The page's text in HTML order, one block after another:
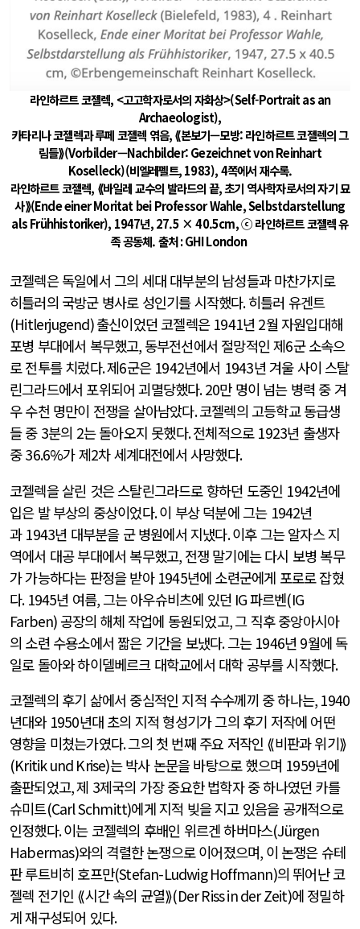
라인하르트 코젤렉, <고고학자로서의 자화상>(Self-Portrait as an
Archaeologist),
카타리나 코젤렉과 루페 코젤렉 엮음, ⟪본보기—모방: 라인하르트 코젤렉의 그
림들⟫(Vorbilder—Nachbilder: Gezeichnet von Reinhart
Koselleck)(비엘레펠트, 1983), 4쪽에서 재수록.
라인하르트 코젤렉, ⟪바일레 교수의 발라드의 끝, 초기 역사학자로서의 자기 묘
사⟫(Ende einer Moritat bei Professor Wahle, Selbstdarstellung
als Frühhistoriker), 1947년, 27.5 × 40.5cm, ⓒ 라인하르트 코젤렉 유
족 공동체. 출처: GHI London
코젤렉은 독일에서 그의 세대 대부분의 남성들과 마찬가지로
히틀러의 국방군 병사로 성인기를 시작했다.히틀러 유겐트
(Hitlerjugend)출신이었던 코젤렉은 1941년 2월 자원입대해
포병 부대에서 복무했고, 동부전선에서 절망적인 제6군 소속으
로 전투를 치렀다.제6군은 1942년에서 1943년 겨울 사이 스탈
린그라드에서 포위되어 괴멸당했다. 20만 명이 넘는 병력 중 겨
우 수천 명만이 전쟁을 살아남았다.코젤렉의 고등학교 동급생
들 중 3분의 2는 돌아오지 못했다.전체적으로 1923년 출생자
중36.6%가 제2차 세계대전에서 사망했다.
코젤렉을 살린 것은 스탈린그라드로 향하던 도중인 1942년에
입은 발 부상의 중상이었다.이 부상 덕분에 그는 1942년
과 1943년 대부분을 군 병원에서 지냈다.이후 그는 알자스 지
역에서 대공 부대에서 복무했고, 전쟁 말기에는 다시 보병 복무
가 가능하다는 판정을 받아 1945년에 소련군에게 포로로 잡혔
다. 1945년 여름,그는 아우슈비츠에 있던 IG파르벤(IG
Farben) 공장의 해체 작업에 동원되었고,그 직후 중앙아시아
의 소련 수용소에서 짧은 기간을 보냈다.그는 1946년 9월에 독
일로 돌아와 하이델베르크 대학교에서 대학 공부를 시작했다.
코젤렉의 후기 삶에서 중심적인 지적 수수께끼 중 하나는, 1940
년대와 1950년대 초의 지적 형성기가 그의 후기 저작에 어떤
영향을 미쳤는가였다.그의 첫 번째 주요 저작인 ⟪비판과 위기⟫
(Kritik und Krise)는 박사 논문을 바탕으로 했으며 1959년에
출판되었고,제 3제국의 가장 중요한 법학자 중 하나였던 카를
슈미트(Carl Schmitt)에게 지적 빚을 지고 있음을 공개적으로
인정했다.이는 코젤렉의 후배인 위르겐 하버마스(Jürgen
Habermas)와의 격렬한 논쟁으로 이어졌으며, 이 논쟁은 슈테
판 루트비히 호프만(Stefan-Ludwig Hoffmann)의 뛰어난 코
젤렉 전기인 ⟪시간 속의 균열⟫(Der Riss in der Zeit)에 정밀하
게 재구성되어 있다.